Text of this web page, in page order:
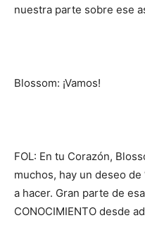
nuestra parte sobre ese
Blossom: ¡Vamos!
FOL: En tu Corazón,
muchos, hay un deseo de
a hacer. Gran parte de
CONOCIMIENTO desde